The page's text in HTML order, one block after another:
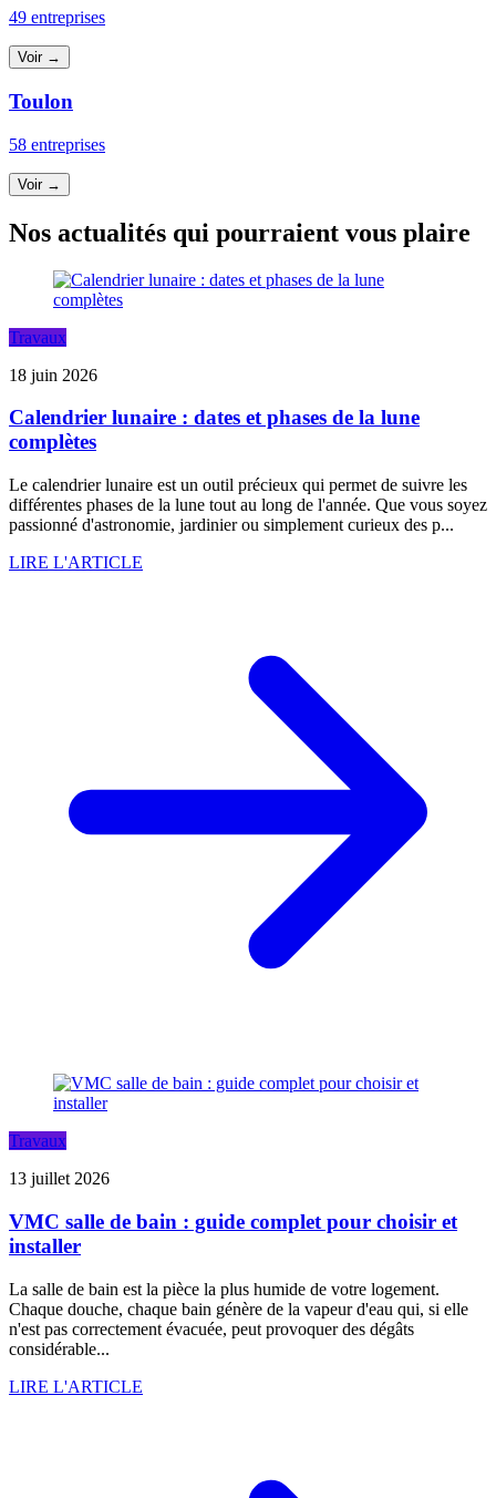
49 entreprises
Voir →
Toulon
58 entreprises
Voir →
Nos actualités qui pourraient vous plaire
Travaux
18 juin 2026
Calendrier lunaire : dates et phases de la lune
complètes
Le calendrier lunaire est un outil précieux qui permet de suivre les
différentes phases de la lune tout au long de l'année. Que vous soyez
passionné d'astronomie, jardinier ou simplement curieux des p...
LIRE L'ARTICLE
Travaux
13 juillet 2026
VMC salle de bain : guide complet pour choisir et
installer
La salle de bain est la pièce la plus humide de votre logement.
Chaque douche, chaque bain génère de la vapeur d'eau qui, si elle
n'est pas correctement évacuée, peut provoquer des dégâts
considérable...
LIRE L'ARTICLE